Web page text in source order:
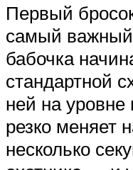
Первый
самый
бабочка
стандартной
ней на уровне
резко меняет
несколько